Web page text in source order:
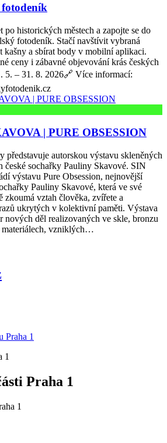
fotodeník
po historických městech a zapojte se do
fotodeník. Stačí navštívit vybraná
kašny a sbírat body v mobilní aplikaci.
ceny i zábavné objevování krás českých
5. – 31. 8. 2026🔗 Více informací:
| PURE OBSESSION
představuje autorskou výstavu skleněných
české sochařky Pauliny Skavové. SIN
výstavu Pure Obsession, nejnovější
Pauliny Skavové, která ve své
zkoumá vztah člověka, zvířete a
ukrytých v kolektivní paměti. Výstava
nových děl realizovaných ve skle, bronzu
materiálech, vzniklých…
Praha 1
1
Praha 1
1